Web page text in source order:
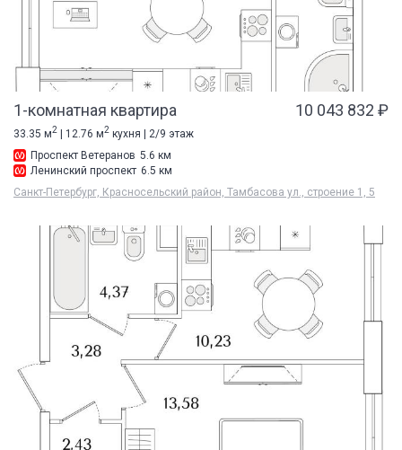
1-комнатная квартира 10 043 832 ₽
33.35 м2 | 12.76 м2 кухня | 2/9 этаж
Проспект Ветеранов 5.6 км
Ленинский проспект 6.5 км
Санкт-Петербург, Красносельский район, Тамбасова ул., строение 1, 5